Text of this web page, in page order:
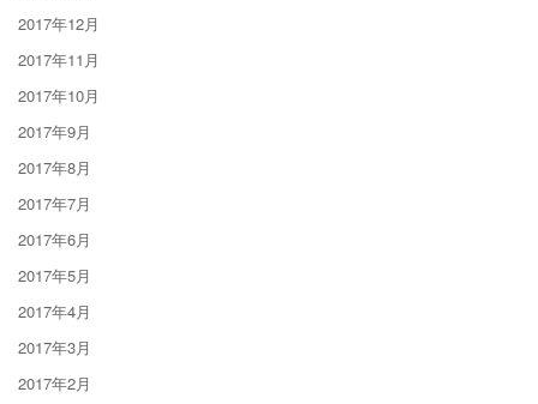
2017年12月
2017年11月
2017年10月
2017年9月
2017年8月
2017年7月
2017年6月
2017年5月
2017年4月
2017年3月
2017年2月